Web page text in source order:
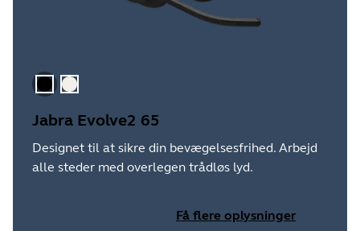
SortGuld beige
Jabra Evolve2 65
Designet til at sikre din bevægelsesfrihed. Arbejd
alle steder med overlegen trådløs lyd.
Få flere oplysninger